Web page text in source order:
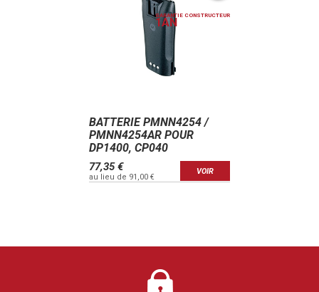
GARANTIE CONSTRUCTEUR
1AN
BATTERIE PMNN4254 /
PMNN4254AR POUR
DP1400, CP040
77,35 €
au lieu de 91,00 €
VOIR